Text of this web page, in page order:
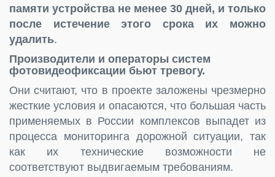
памяти устройства не менее 30 дней, и только
после истечение этого срока их можно
удалить.
Производители и операторы систем
фотовидеофиксации бьют тревогу.
Они считают, что в проекте заложены чрезмерно
жесткие условия и опасаются, что большая часть
применяемых в России комплексов выпадет из
процесса мониторинга дорожной ситуации, так
как их технические возможности не
соответствуют выдвигаемым требованиям.